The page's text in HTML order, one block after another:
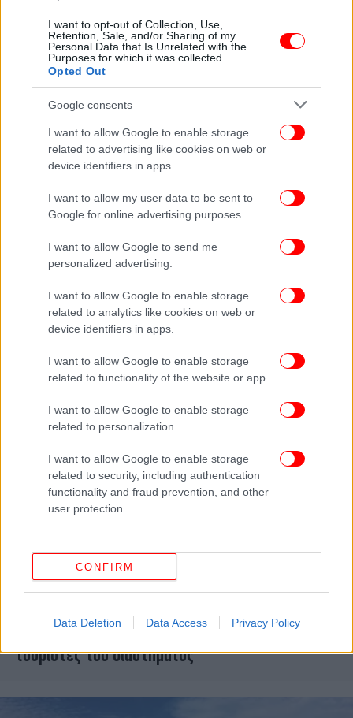
I want to opt-out of Collection, Use,
Retention, Sale, and/or Sharing of my
Personal Data that Is Unrelated with the
Purposes for which it was collected.
Opted Out
Google consents
I want to allow Google to enable storage
related to advertising like cookies on web or
device identifiers in apps.
I want to allow my user data to be sent to
Google for online advertising purposes.
I want to allow Google to send me
personalized advertising.
I want to allow Google to enable storage
related to analytics like cookies on web or
device identifiers in apps.
I want to allow Google to enable storage
related to functionality of the website or app.
I want to allow Google to enable storage
related to personalization.
I want to allow Google to enable storage
related to security, including authentication
functionality and fraud prevention, and other
user protection.
CONFIRM
Data Deletion Data Access Privacy Policy
ΚΟΣΜΟΣ 15/08/2023 23:30
Μητέρα και κόρη ταξίδεψαν στο Διάστημα -Η
απόλυτη εμπειρία ζωής [βίντεο]
ΤΕΧΝΟΛΟΓΙΑ 29/07/2023 08:59
Έτσι είναι μέσα στο αεροπλάνο της Virgin
Virgin Galactic -Ανοίγει ο δρόμος για τους
τουρίστες του διαστήματος